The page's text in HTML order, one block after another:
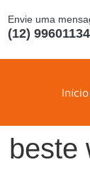
Envie uma
(12)
Início
beste